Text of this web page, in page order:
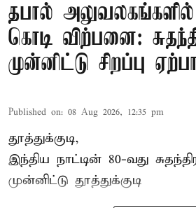
தபால் அலுவலகங்களில்
கொடி விற்பனை:
முன்னிட்டு சிறப்பு
Published on: 08 Aug 2026, 12:35 pm
தூத்துக்குடி,
இந்திய நாட்டின் 80-வது
முன்னிட்டு தூத்துக்குடி